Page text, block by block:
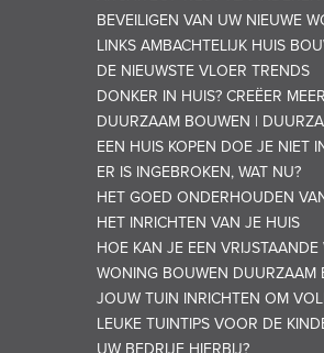
BEVEILIGEN VAN UW NIEUWE
LINKS AMBACHTELIJK HUIS
DE NIEUWSTE VLOER TRENDS
DONKER IN HUIS? CREËER
DUURZAAM BOUWEN |
EEN HUIS KOPEN DOE JE NIET
ER IS INGEBROKEN, WAT NU?
HET GOED ONDERHOUDEN
HET INRICHTEN VAN JE HUIS
HOE KAN JE EEN
WONING BOUWEN DUURZAAM
JOUW TUIN INRICHTEN OM
LEUKE TUINTIPS VOOR DE
UW BEDRIJF HIERBIJ?